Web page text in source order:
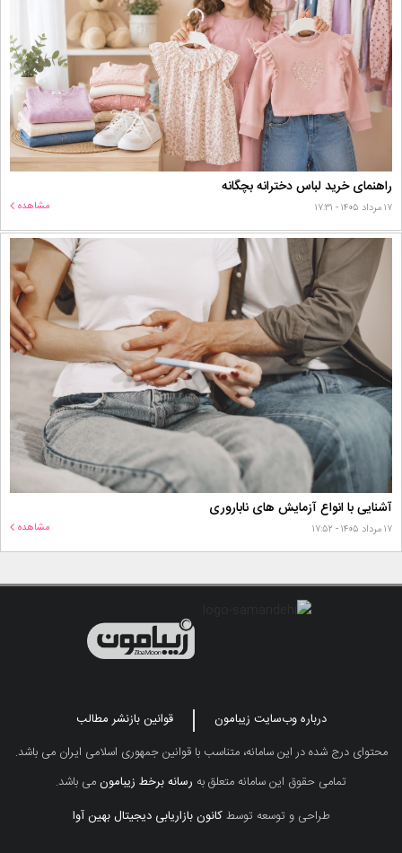
راهنمای خرید لباس دخترانه بچگانه
۱۷ مرداد ۱۴۰۵ - ۱۷:۳۱ مشاهده
آشنایی با انواع آزمایش های ناباروری
۱۷ مرداد ۱۴۰۵ - ۱۷:۵۲ مشاهده
درباره وب‌سایت زیبامون
قوانین بازنشر مطالب
محتوای درج شده در این سامانه، متناسب با قوانین جمهوری اسلامی ایران می باشد.
تمامی حقوق این سامانه متعلق به رسانه برخط زیبامونمی باشد.
طراحی و توسعه توسطکانون بازاریابی دیجیتال بهین آوا